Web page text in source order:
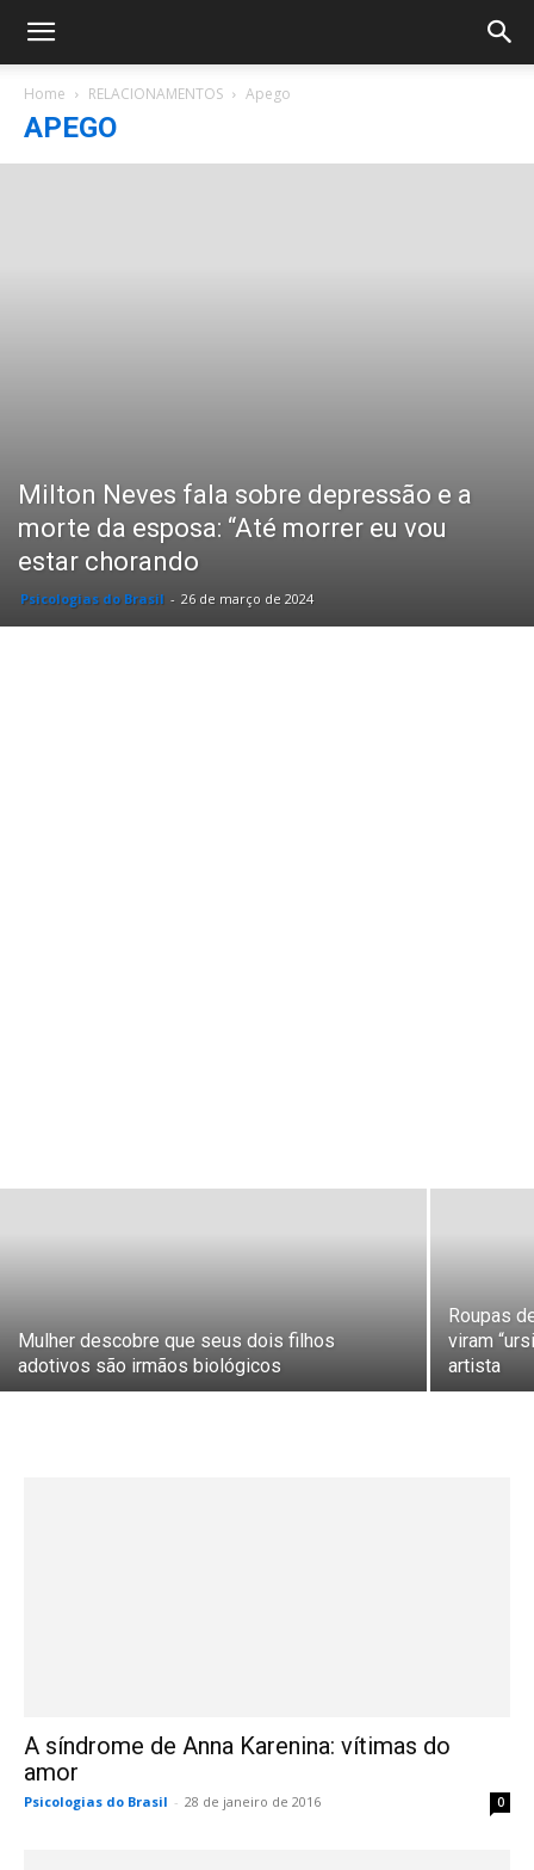
Home RELACIONAMENTOS Apego
APEGO
Milton Neves fala sobre depressão e a
morte da esposa: “Até morrer eu vou
estar chorando
Psicologias do Brasil - 26 de março de 2024
Mulher descobre que seus dois filhos
adotivos são irmãos biológicos
Roupas
viram
artista
A síndrome de Anna Karenina: vítimas do
amor
Psicologias do Brasil - 28 de janeiro de 2016 0